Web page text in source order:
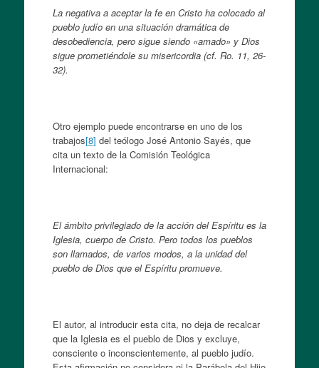
La negativa a aceptar la fe en Cristo ha colocado al
pueblo judío en una situación dramática de
desobediencia, pero sigue siendo «amado» y Dios
sigue prometiéndole su misericordia (cf. Ro. 11, 26-
32).
Otro ejemplo puede encontrarse en uno de los
trabajos[8] del teólogo José Antonio Sayés, que
cita un texto de la Comisión Teológica
Internacional:
El ámbito privilegiado de la acción del Espíritu es la
Iglesia, cuerpo de Cristo. Pero todos los pueblos
son llamados, de varios modos, a la unidad del
pueblo de Dios que el Espíritu promueve.
El autor, al introducir esta cita, no deja de recalcar
que la Iglesia es el pueblo de Dios y excluye,
consciente o inconscientemente, al pueblo judío.